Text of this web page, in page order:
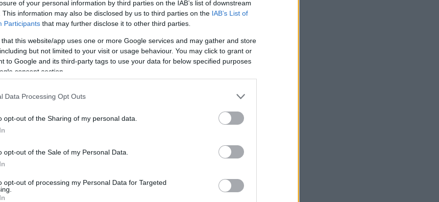
of your personal information by third parties on the IAB’s list of downstream
This information may also be disclosed by us to third parties on the IAB’s List of
Participants that may further disclose it to other third parties.
that this website/app uses one or more Google services and may gather and store
but not limited to your visit or usage behaviour. You may click to grant or
to Google and its third-party tags to use your data for below specified purposes
consent section.
Data Processing Opt Outs
opt-out of the Sharing of my personal data.
opt-out of the Sale of my Personal Data.
opt-out of processing my Personal Data for Targeted
στην «αλυσίδα» (blockchain)
σε bitcoin και διασφαλίζει ότι κάθε
ίδια bitcoin δεν χρησιμοποιούνται
συγκεκριμένο ορυχείο για ένα χρόνο
με τις προοπτικές του bitcoin. «Όλοι
τεράστια επιρροή σε ολόκληρο τον
500
Σεπτεμβρίου
22:45 Αμερικανός αξιωματούχος:
«Αναμένεται σύντομα συμφωνία για τα
το πετρέλαιο
ΗΠΑ: Η Γερουσία ενέκρινε νέες
κυρώσεις σε βάρος της Ρωσίας -
Axios: Το Ιράν αναμένει έγκριση του
Συμβουλίου Ασφαλείας για τη
Εβδομαδιαία κέρδη 7% για τον χρυσό